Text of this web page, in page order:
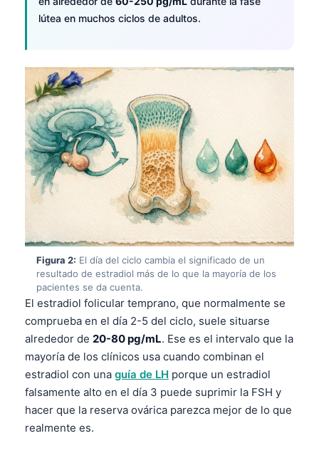
lútea en muchos ciclos de adultos.
Figura 2: El día del ciclo cambia el significado de un
resultado de estradiol más de lo que la mayoría de los
pacientes se da cuenta.
El estradiol folicular temprano, que normalmente se
comprueba en el día 2-5 del ciclo, suele situarse
alrededor de 20-80 pg/mL. Ese es el intervalo que la
mayoría de los clínicos usa cuando combinan el
estradiol con una guía de LH porque un estradiol
falsamente alto en el día 3 puede suprimir la FSH y
hacer que la reserva ovárica parezca mejor de lo que
realmente es.